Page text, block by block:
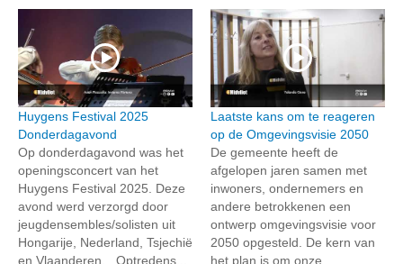
Huygens Festival 2025
Donderdagavond
Op donderdagavond was het
openingsconcert van het
Huygens Festival 2025. Deze
avond werd verzorgd door
jeugdensembles/solisten uit
Hongarije, Nederland, Tsjechië
en Vlaanderen. Optredens...
Laatste kans om te reageren
op de Omgevingsvisie 2050
De gemeente heeft de
afgelopen jaren samen met
inwoners, ondernemers en
andere betrokkenen een
ontwerp omgevingsvisie voor
2050 opgesteld. De kern van
het plan is om onze